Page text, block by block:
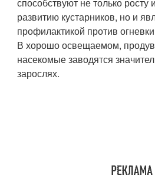
развитию кустарников, но и
профилактикой против
В хорошо освещаемом,
насекомые заводятся
зарослях.